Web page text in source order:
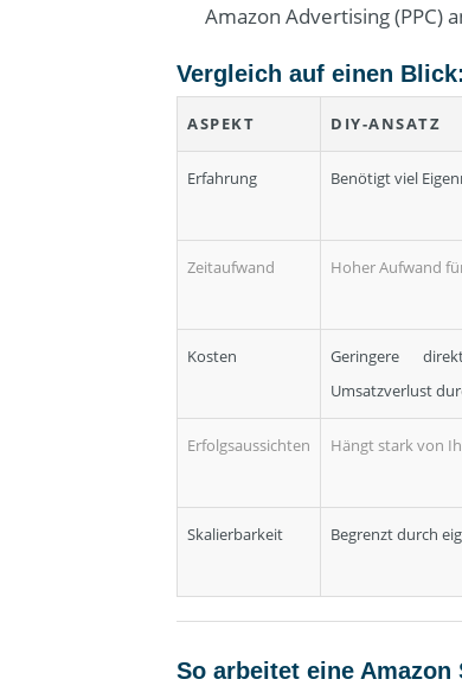
Amazon Advertising (PPC)
Vergleich auf einen Blick:
ASPEKT DIY-ANSATZ
Erfahrung Benötigt viel
Zeitaufwand Hoher Aufwand
Kosten
Geringere
Umsatzverlust
Erfolgsaussichten Hängt stark von
Skalierbarkeit Begrenzt durch
So arbeitet eine Amazon